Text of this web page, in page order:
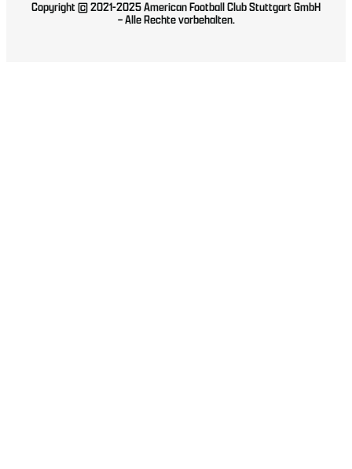
Copyright © 2021-2025 American Football Club Stuttgart GmbH
– Alle Rechte vorbehalten.